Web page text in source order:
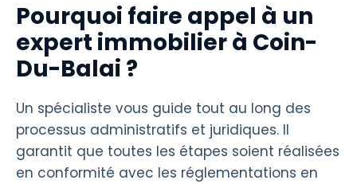
Pourquoi faire appel à un
expert immobilier à Coin-
Du-Balai ?
Un spécialiste vous guide tout au long des
processus administratifs et juridiques. Il
garantit que toutes les étapes soient réalisées
en conformité avec les réglementations en